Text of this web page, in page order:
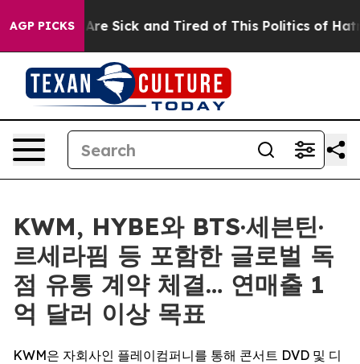
AGP PICKSAre Sick and Tired of This Politics of Hatred”
KWM, HYBE와 BTS·세븐틴·
르세라핌 등 포함한 글로벌 독
점 유통 계약 체결… 연매출 1
억 달러 이상 목표
KWM은 자회사인 플레이컴퍼니를 통해 콘서트 DVD 및 디